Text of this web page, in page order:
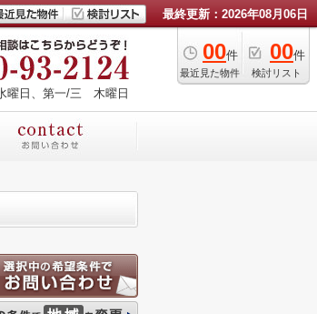
最終更新：2026年08月06日
00件
最近見た物件
00件
検討リスト
曜日、第一/三 木曜日